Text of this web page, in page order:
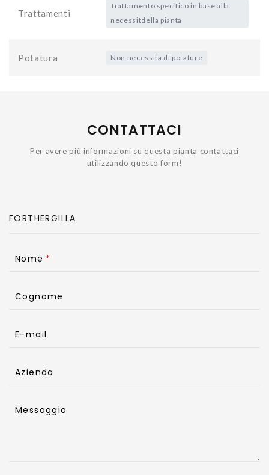
Trattamenti
Trattamento specifico in base alla
necessitdella pianta
Potatura Non necessita di potature
CONTATTACI
Per avere più informazioni su questa pianta contattaci
utilizzando questo form!
Nome
Cognome
E-mail
Azienda
Messaggio